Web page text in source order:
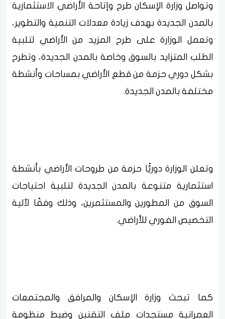
وتواصل وزارة الإسكان طرح وإتاحة الأراضي الاستثمارية
بالمدن الجديدة بهدف زيادة معدلات التنمية والتطوير،
وتعمل الوزارة على طرح المزيد من الأراضي لتلبية
الطلب المتزايد بالسوق وخاصة بالمدن الجديدة، وتطرح
بشكل دوري حزمة من قطع الأراضي بمساحات وأنشطة
مختلفة بالمدن الجديدة.
وتعلن الوزارة دوريًّا حزمة من طروحات الأراضي بأنشطة
استثمارية متنوعة بالمدن الجديدة لتلبية احتياجات
السوق من المطورين والمستثمرين، وذلك وفقًا لآلية
التخصيص الفوري للأراضي.
كما تبحث وزارة الإسكان والمرافق والمجتمعات
العمرانية مستجدات ملف التقنين وضبط منظومة